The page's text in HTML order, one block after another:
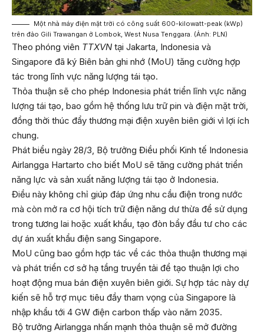
Một nhà máy điện mặt trời có công suất 600-kilowatt-peak (kWp)
trên đảo Gili Trawangan ở Lombok, West Nusa Tenggara. (Ảnh: PLN)
Theo phóng viên TTXVN tại Jakarta, Indonesia và
Singapore đã ký Biên bản ghi nhớ (MoU) tăng cường hợp
tác trong lĩnh vực năng lượng tái tạo.
Thỏa thuận sẽ cho phép Indonesia phát triển lĩnh vực năng
lượng tái tạo, bao gồm hệ thống lưu trữ pin và điện mặt trời,
đồng thời thúc đẩy thương mại điện xuyên biên giới vì lợi ích
chung.
Phát biểu ngày 28/3, Bộ trưởng Điều phối Kinh tế Indonesia
Airlangga Hartarto cho biết MoU sẽ tăng cường phát triển
năng lực và sản xuất năng lượng tái tạo ở Indonesia.
Điều này không chỉ giúp đáp ứng nhu cầu điện trong nước
mà còn mở ra cơ hội tích trữ điện năng dư thừa để sử dụng
trong tương lai hoặc xuất khẩu, tạo đòn bẩy đầu tư cho các
dự án xuất khẩu điện sang Singapore.
MoU cũng bao gồm hợp tác về các thỏa thuận thương mại
và phát triển cơ sở hạ tầng truyền tải để tạo thuận lợi cho
hoạt động mua bán điện xuyên biên giới. Sự hợp tác này dự
kiến sẽ hỗ trợ mục tiêu đầy tham vọng của Singapore là
nhập khẩu tới 4 GW điện carbon thấp vào năm 2035.
Bộ trưởng Airlangga nhấn mạnh thỏa thuận sẽ mở đường